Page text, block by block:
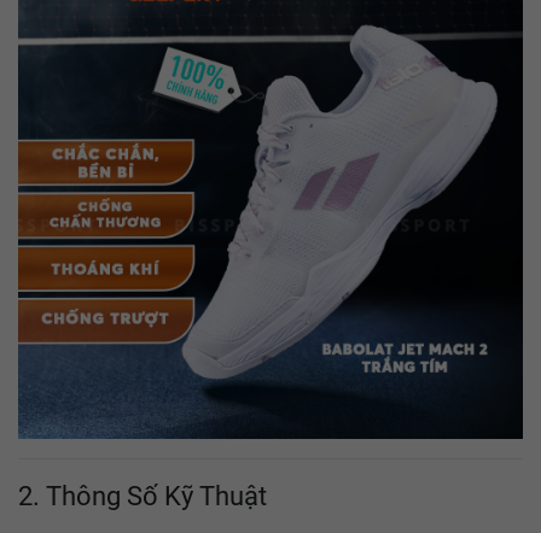
2. Thông Số Kỹ Thuật